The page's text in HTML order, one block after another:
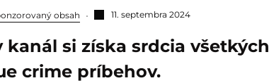
obsah 11. septembra 2024
kanál si získa srdcia všetkých
crime príbehov.